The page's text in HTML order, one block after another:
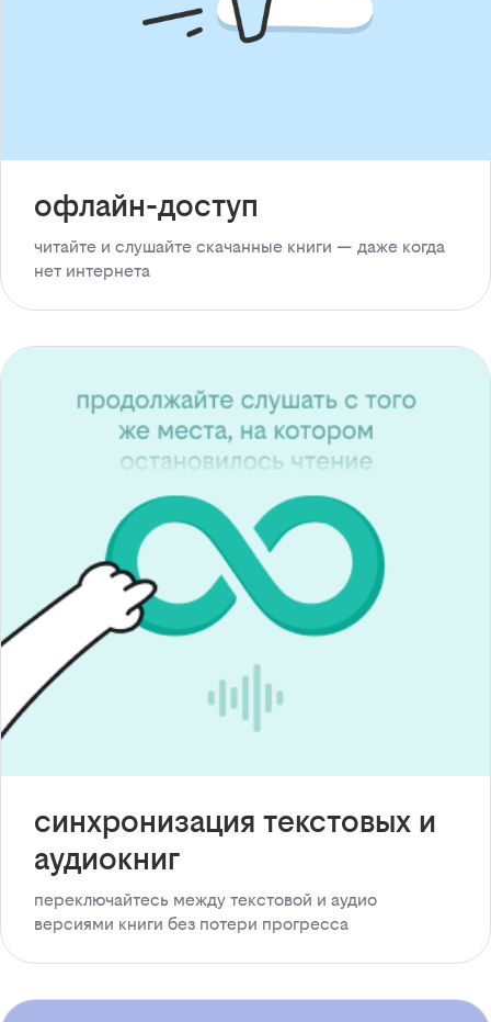
офлайн-доступ
читайте и слушайте скачанные книги — даже когда
нет интернета
синхронизация текстовых и
аудиокниг
переключайтесь между текстовой и аудио
версиями книги без потери прогресса